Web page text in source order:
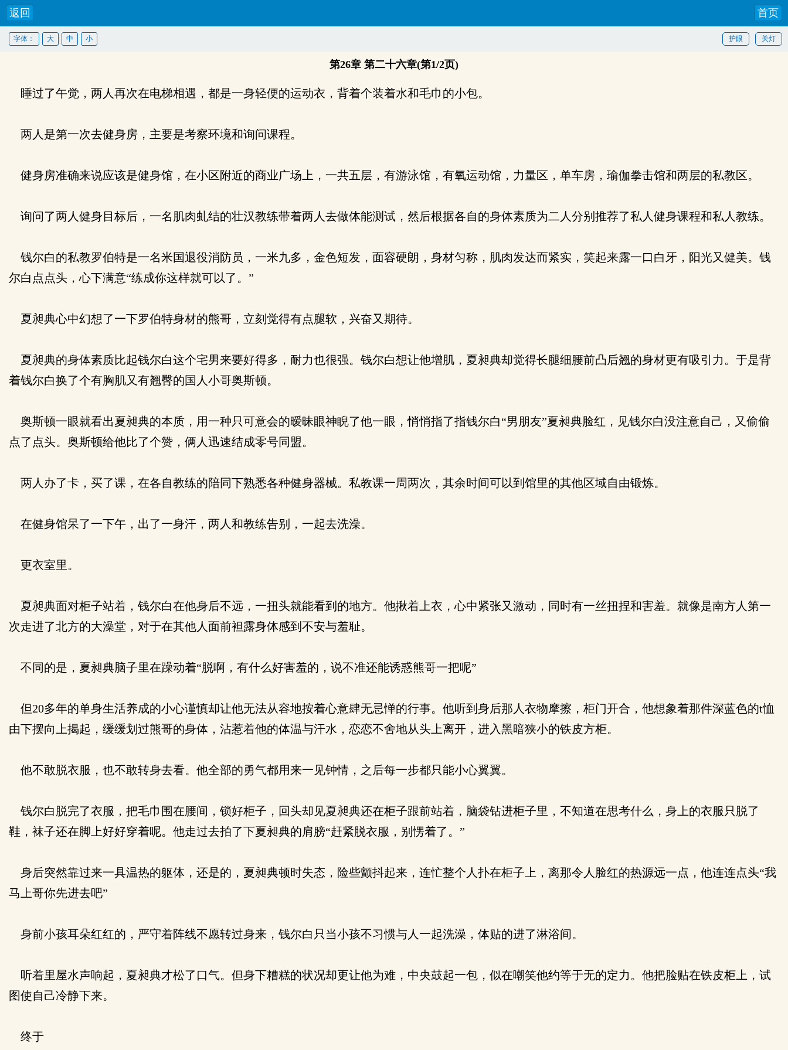
返回 首页
关灯
护眼
字体： 大 中 小
第26章 第二十六章(第1/2页)
睡过了午觉，两人再次在电梯相遇，都是一身轻便的运动衣，背着个装着水和毛巾的小包。
两人是第一次去健身房，主要是考察环境和询问课程。
健身房准确来说应该是健身馆，在小区附近的商业广场上，一共五层，有游泳馆，有氧运动馆，力量区，单车房，瑜伽拳击馆和两层的私教区。
询问了两人健身目标后，一名肌肉虬结的壮汉教练带着两人去做体能测试，然后根据各自的身体素质为二人分别推荐了私人健身课程和私人教练。
钱尔白的私教罗伯特是一名米国退役消防员，一米九多，金色短发，面容硬朗，身材匀称，肌肉发达而紧实，笑起来露一口白牙，阳光又健美。钱
尔白点点头，心下满意“练成你这样就可以了。”
夏昶典心中幻想了一下罗伯特身材的熊哥，立刻觉得有点腿软，兴奋又期待。
夏昶典的身体素质比起钱尔白这个宅男来要好得多，耐力也很强。钱尔白想让他增肌，夏昶典却觉得长腿细腰前凸后翘的身材更有吸引力。于是背
着钱尔白换了个有胸肌又有翘臀的国人小哥奥斯顿。
奥斯顿一眼就看出夏昶典的本质，用一种只可意会的暧昧眼神睨了他一眼，悄悄指了指钱尔白“男朋友”夏昶典脸红，见钱尔白没注意自己，又偷偷
点了点头。奥斯顿给他比了个赞，俩人迅速结成零号同盟。
两人办了卡，买了课，在各自教练的陪同下熟悉各种健身器械。私教课一周两次，其余时间可以到馆里的其他区域自由锻炼。
在健身馆呆了一下午，出了一身汗，两人和教练告别，一起去洗澡。
更衣室里。
夏昶典面对柜子站着，钱尔白在他身后不远，一扭头就能看到的地方。他揪着上衣，心中紧张又激动，同时有一丝扭捏和害羞。就像是南方人第一
次走进了北方的大澡堂，对于在其他人面前袒露身体感到不安与羞耻。
不同的是，夏昶典脑子里在躁动着“脱啊，有什么好害羞的，说不准还能诱惑熊哥一把呢”
但20多年的单身生活养成的小心谨慎却让他无法从容地按着心意肆无忌惮的行事。他听到身后那人衣物摩擦，柜门开合，他想象着那件深蓝色的t恤
由下摆向上揭起，缓缓划过熊哥的身体，沾惹着他的体温与汗水，恋恋不舍地从头上离开，进入黑暗狭小的铁皮方柜。
他不敢脱衣服，也不敢转身去看。他全部的勇气都用来一见钟情，之后每一步都只能小心翼翼。
钱尔白脱完了衣服，把毛巾围在腰间，锁好柜子，回头却见夏昶典还在柜子跟前站着，脑袋钻进柜子里，不知道在思考什么，身上的衣服只脱了
鞋，袜子还在脚上好好穿着呢。他走过去拍了下夏昶典的肩膀“赶紧脱衣服，别愣着了。”
身后突然靠过来一具温热的躯体，还是的，夏昶典顿时失态，险些颤抖起来，连忙整个人扑在柜子上，离那令人脸红的热源远一点，他连连点头“我
马上哥你先进去吧”
身前小孩耳朵红红的，严守着阵线不愿转过身来，钱尔白只当小孩不习惯与人一起洗澡，体贴的进了淋浴间。
听着里屋水声响起，夏昶典才松了口气。但身下糟糕的状况却更让他为难，中央鼓起一包，似在嘲笑他约等于无的定力。他把脸贴在铁皮柜上，试
图使自己冷静下来。
终于